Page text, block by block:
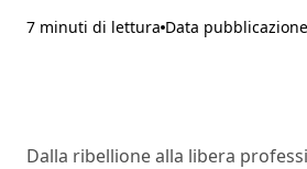
7 minuti di lettura Data pubblicazione
Dalla ribellione alla libera